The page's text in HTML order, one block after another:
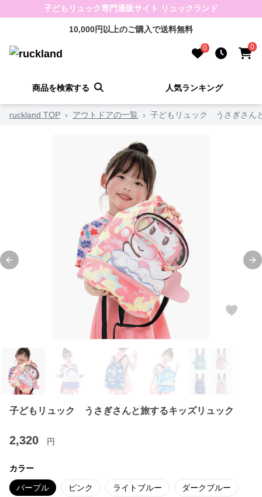
子どもリュック専門通販サイト リュックランド
10,000円以上のご購入で送料無料
0 0
商品を検索する 人気ランキング
ruckland TOP › アウトドアの一覧 › 子どもリュック うさぎさん
Previous slide
子どもリュック うさぎさんと旅するキッズリュック
2,320 円
カラー
パープル ピンク ライトブルー ダークブルー